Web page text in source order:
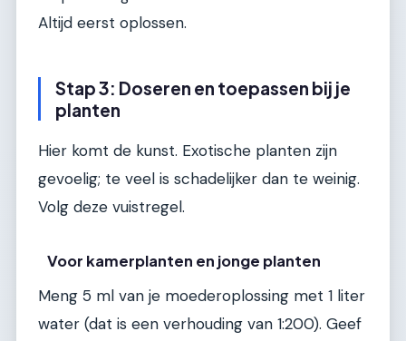
Altijd eerst oplossen.
Stap 3: Doseren en toepassen bij je
planten
Hier komt de kunst. Exotische planten zijn
gevoelig; te veel is schadelijker dan te weinig.
Volg deze vuistregel.
Voor kamerplanten en jonge planten
Meng 5 ml van je moederoplossing met 1 liter
water (dat is een verhouding van 1:200). Geef